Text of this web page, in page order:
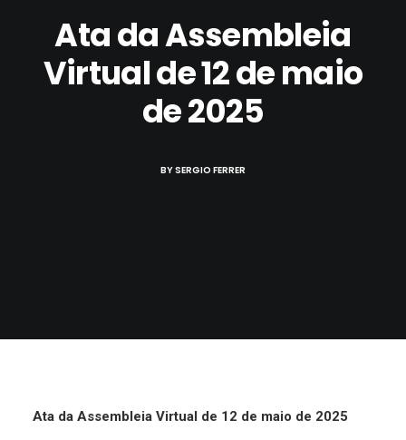
SEARCH
Ata da Assembleia
Virtual de 12 de maio
de 2025
BYSERGIO FERRER
Ata da Assembleia Virtual de 12 de maio de 2025